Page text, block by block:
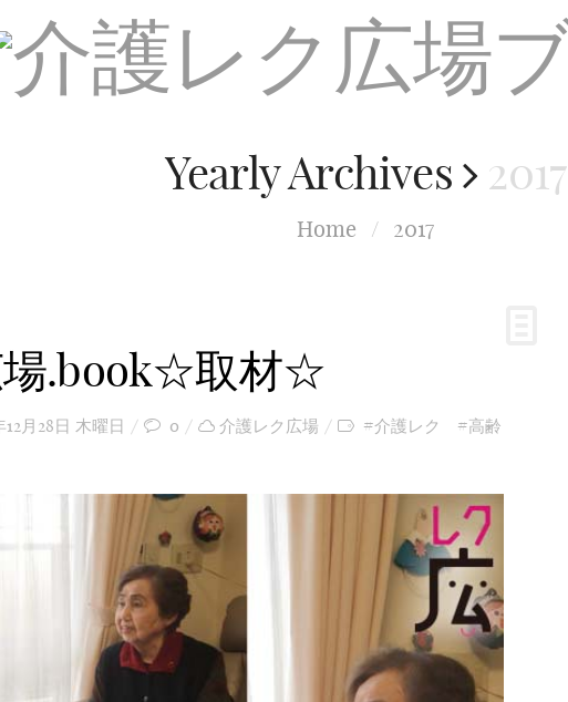
Yearly Archives 2017
Home / 2017
場.book☆取材☆
12月28日 木曜日 0 介護レク広場
#介護レク #高齢